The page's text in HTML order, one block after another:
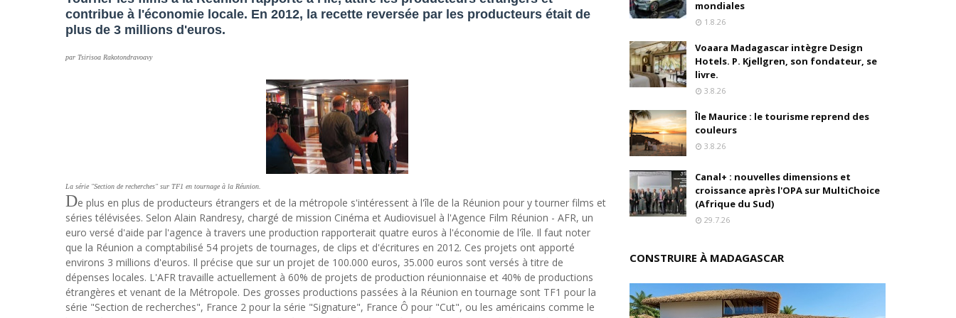
Tsirisoa Edition-Jul 15 2026
Intelligence artificielle : le "Sud global" joue sa partition
Chine : des investissements à l'étranger plus encadrés
Economie hôtelière : la connectivité comme levier stratégique
Pays du Golfe : nouveau paradigme, nouvelles priorités
Neutralité carbone : les "Iles Vanille" poussent leurs pions
Unknown -Jun 18 2026
Rendez-vous golfique : Mazagan joue sa carte
Unknown-Jun 11 2026
Course à l'IA : Meta envisage une importante levée de fonds
Unknown-Jun 06 2026
Banques centrales : indépendantes jusqu'où ?
Unknown - Jun 02 2026
VTC : Yango Group veut accélérer en Afrique
contribue à l'économie locale. En 2012, la recette reversée par les producteurs était de
plus de 3 millions d'euros.
par Tsirisoa Rakotondravoavy
La série "Section de recherches" sur TF1 en tournage à la Réunion.
De plus en plus de producteurs étrangers et de la métropole s'intéressent à l'île de la Réunion pour y tourner films et
séries télévisées. Selon Alain Randresy, chargé de mission Cinéma et Audiovisuel à l'Agence Film Réunion - AFR, un
euro versé d'aide par l'agence à travers une production rapporterait quatre euros à l'économie de l'île. Il faut noter
que la Réunion a comptabilisé 54 projets de tournages, de clips et d'écritures en 2012. Ces projets ont apporté
environs 3 millions d'euros. Il précise que sur un projet de 100.000 euros, 35.000 euros sont versés à titre de
dépenses locales. L'AFR travaille actuellement à 60% de projets de production réunionnaise et 40% de productions
étrangères et venant de la Métropole. Des grosses productions passées à la Réunion en tournage sont TF1 pour la
série "Section de recherches", France 2 pour la série "Signature", France Ô pour "Cut", ou les américains comme le
mondiales
1.8.26
Voaara Madagascar intègre Design
Hotels. P. Kjellgren, son fondateur, se
livre.
3.8.26
Île Maurice : le tourisme reprend des
couleurs
3.8.26
Canal+ : nouvelles dimensions et
croissance après l'OPA sur MultiChoice
(Afrique du Sud)
29.7.26
CONSTRUIRE À MADAGASCAR